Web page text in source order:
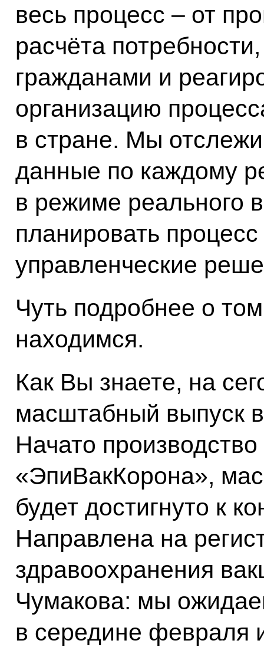
весь процесс – от
расчёта
гражданами и
организацию
в стране. Мы
данные по каждому
в режиме реального
планировать
управленческие
Чуть подробнее о
находимся.
Как Вы знаете, на
масштабный выпуск
Начато
«ЭпиВакКорона»,
будет достигнуто к
Направлена на
здравоохранения
Чумакова: мы
в середине февраля